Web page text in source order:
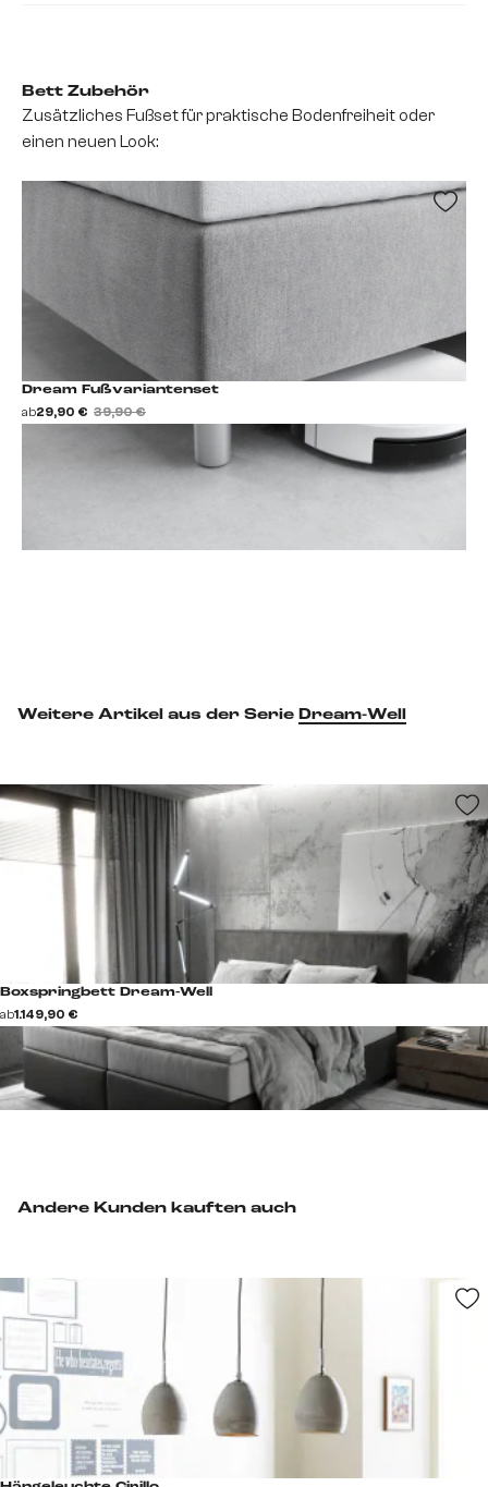
Bett Zubehör
Zusätzliches Fußset für praktische Bodenfreiheit oder
einen neuen Look:
Dream Fußvariantenset
ab29,90 € 39,90 €
Fußset hinzufügen
Andere Kunden kauften auch
Weitere Artikel aus der Serie Dream-Well
Boxspringbett Dream-Well
ab1.149,90 €